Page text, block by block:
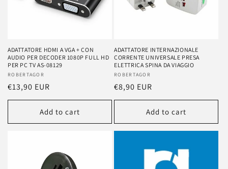
ADATTATORE HDMI A VGA + CON
AUDIO PER DECODER 1080P FULL HD
PER PC TV AS-08129
Vendor:
ROBERTAGOR
Regular
price
€13,90 EUR
Add to cart
ADATTATORE INTERNAZIONALE
CORRENTE UNIVERSALE PRESA
ELETTRICA SPINA DA VIAGGIO
Vendor:
ROBERTAGOR
Regular
price
€8,90 EUR
Add to cart